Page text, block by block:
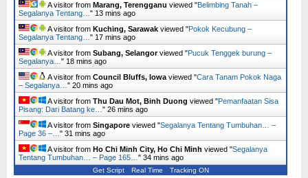
A visitor from Marang, Terengganu viewed "Belimbing Tanah –
Segalanya Tentang… " 13 mins ago
A visitor from Kuching, Sarawak viewed "Pokok Kecubung –
Segalanya Tentang… " 17 mins ago
A visitor from Subang, Selangorviewed "Pucuk Tenggek burung –
Segalanya… " 18 mins ago
A visitor from Council Bluffs, Iowa viewed "Cara Tanam Pokok Naga
– Segalanya… " 20 mins ago
A visitor from Thu Dau Mot, Binh Duong viewed "Pemanfaatan Sisa
Pisang: Dari Batang ke… " 26 mins ago
A visitor from Singapore viewed "Segalanya Tentang Tumbuhan… –
Page 36 –… " 31 mins ago
A visitor from Ho Chi Minh City, Ho Chi Minh viewed "Segalanya
Tentang Tumbuhan… – Page 165… " 34 mins ago
Get Script Real Time Tracking ON